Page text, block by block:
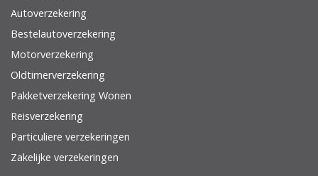
Autoverzekering
Bestelautoverzekering
Motorverzekering
Oldtimerverzekering
Pakketverzekering Wonen
Reisverzekering
Particuliere verzekeringen
Zakelijke verzekeringen